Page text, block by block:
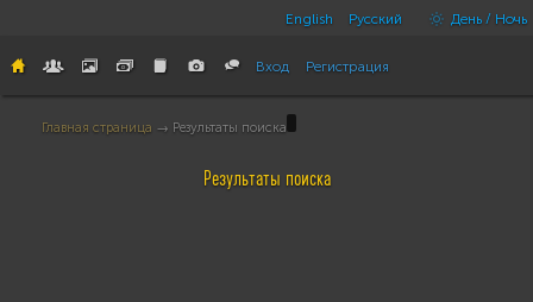
English Русский День / Ночь
Вход Регистрация
Главная страница → Результаты поиска
Результаты поиска